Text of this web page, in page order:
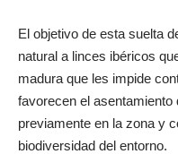
El objetivo de esta suelta
natural a linces ibéricos
madura que les impide
favorecen el
previamente en la zona y
biodiversidad del entorno.